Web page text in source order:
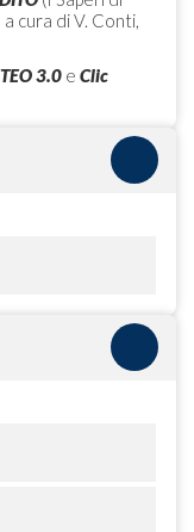
a cura di V. Conti,
3.0 e Clic